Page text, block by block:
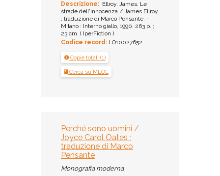
Descrizione: Ellroy, James. Le
strade dell'innocenza / James Ellroy
; traduzione di Marco Pensante. -
Milano : Interno giallo, 1990. 263 p. ;
23 cm. ( IperFiction )
Codice record: LO10027652
Copie totali (1)
Cerca su MLOL
Perché sono uomini /
Joyce Carol Oates ;
traduzione di Marco
Pensante
Monografia moderna